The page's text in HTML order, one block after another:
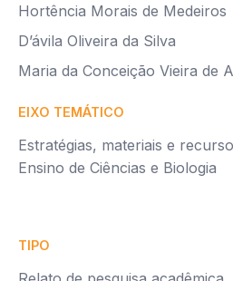
Hortência Morais de Medeiros
D’ávila Oliveira da Silva
Maria da Conceição Vieira de
EIXO TEMÁTICO
Estratégias, materiais e
Ensino de Ciências e Biologia
TIPO